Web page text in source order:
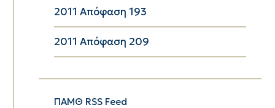
2011 Απόφαση 193
2011 Απόφαση 209
ΠΑΜΘ RSS Feed